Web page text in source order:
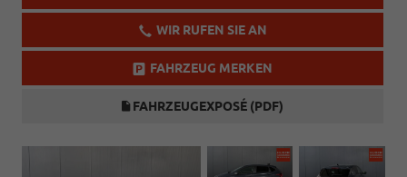
WIR RUFEN SIE AN
FAHRZEUG MERKEN
FAHRZEUGEXPOSÉ (PDF)